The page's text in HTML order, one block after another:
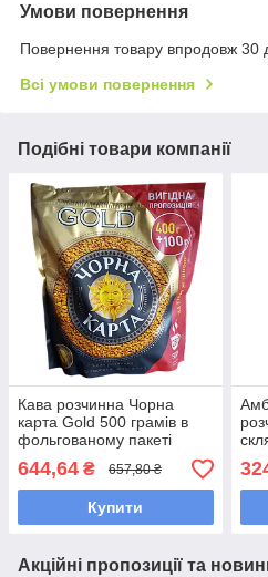
Умови повернення
Повернення товару впродовж 30
Всі умови повернення
Подібні товари компанії
Кава розчинна Чорна
карта Gold 500 грамів в
фольгованому пакеті
644,64 ₴ 657,80 ₴
Купити
Акційні пропозиції та